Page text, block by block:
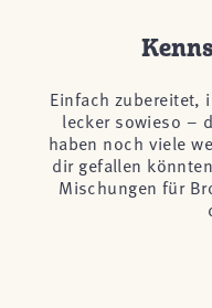
Einfach zubereitet,
lecker sowieso –
haben noch viele
dir gefallen
Mischungen für